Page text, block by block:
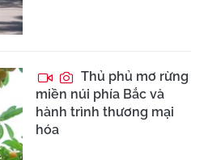
Thủ phủ mơ rừng
miền núi phía Bắc và
hành trình thương mại
hóa